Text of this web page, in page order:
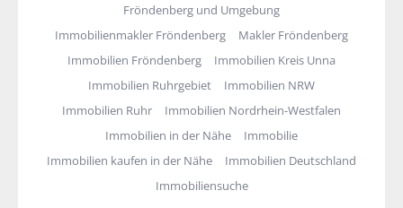
Fröndenberg und Umgebung
Immobilienmakler Fröndenberg
Makler Fröndenberg
Immobilien Fröndenberg
Immobilien Kreis Unna
Immobilien Ruhrgebiet
Immobilien NRW
Immobilien Ruhr
Immobilien Nordrhein-Westfalen
Immobilien in der Nähe
Immobilie
Immobilien kaufen in der Nähe
Immobilien Deutschland
Immobiliensuche